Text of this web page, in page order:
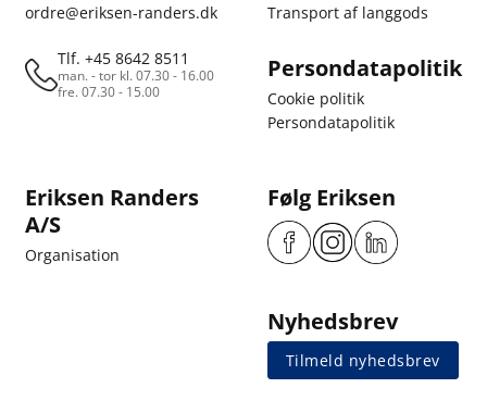
ordre@eriksen-randers.dk
Tlf. +45 8642 8511
man. - tor kl. 07.30 - 16.00
fre. 07.30 - 15.00
Transport af langgods
Persondatapolitik
Cookie politik
Persondatapolitik
Eriksen Randers
A/S
Organisation
Følg Eriksen
Nyhedsbrev
Tilmeld nyhedsbrev